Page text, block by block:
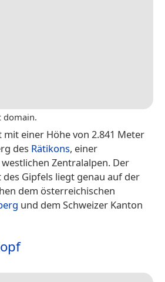
domain.
einer Höhe von 2.841 Meter
des Rätikons, einer
Zentralalpen. Der
Gipfels liegt genau auf der
dem österreichischen
und dem Schweizer Kanton